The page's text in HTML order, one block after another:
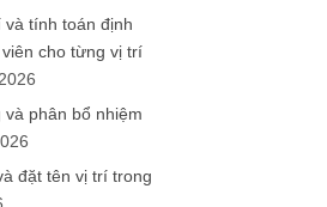
và tính toán định
cho từng vị trí
phân bổ nhiệm
đặt tên vị trí trong